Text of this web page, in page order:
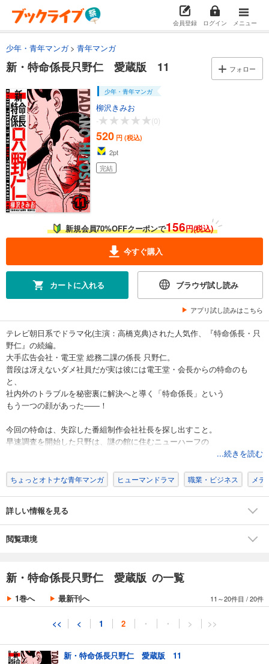
会員登録 ログイン メニュー
少年・青年マンガ 青年マンガ
新・特命係長只野仁 愛蔵版 11 フォロー
少年・青年マンガ
柳沢きみお
-
(0)
520 円 (税込)
2pt
完結
新規会員70%OFFクーポンで156円(税込)
今すぐ購入
カートに入れる ブラウザ試し読み
アプリ試し読みはこちら
テレビ朝日系でドラマ化(主演：高橋克典)された人気作、『特命係長・只
野仁』の続編。
大手広告会社・電王堂 総務二課の係長 只野仁。
普段は冴えないダメ社員だが実は彼には電王堂・会長からの特命のも
と、
社内外のトラブルを秘密裏に解決へと導く「特命係長」という
もう一つの顔があった――！
今回の特命は、失踪した番組制作会社社長を探し出すこと。
早速調査を開始した只野は、謎の館に住むニューハーフの
■目次■
第122話 謎の館5
第124話 謎の館7
第125話 謎の館8
第126話 謎の館9
第129話 毒を食らわば3
第130話 毒を食らわば4
第131話 毒を食らわば5
第132話 毒を食らわば6
第133話 毒を食らわば7
初出：週刊現代（講談社）
...続きを読む
ちょっとオトナな青年マンガ ヒューマンドラマ 職業・ビジネス メデ
詳しい情報を見る
閲覧環境
新・特命係長只野仁 愛蔵版 の一覧
1巻へ 最新刊へ 11～20件目 /20件
<< < 1 2 ・ ・ > >>
試し読み
新・特命係長只野仁 愛蔵版 4
520円 (税込)
あらすじを表示する
新・特命係長只野仁 愛蔵版 5
520円 (税込)
完結
あらすじを表示する
新・特命係長只野仁 愛蔵版 6
520
あらすじを表示する
円 (税込)
カート
あらすじを表示する
新・特命係長只野仁 愛蔵版 8
520
完結
試し読み
新・特命係長只野仁 愛蔵版 9
520円 (税込)
完結
カート
試し読み
520
円 (税込)
完結
新・特命係長只野仁 愛蔵版 11